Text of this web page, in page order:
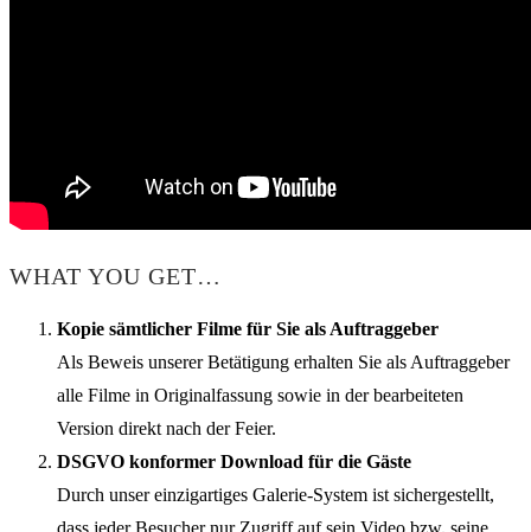
WHAT YOU GET…
Kopie sämtlicher Filme für Sie als Auftraggeber
Als Beweis unserer Betätigung erhalten Sie als Auftraggeber
alle Filme in Originalfassung sowie in der bearbeiteten
Version direkt nach der Feier.
DSGVO konformer Download für die Gäste
Durch unser einzigartiges Galerie-System ist sichergestellt,
dass jeder Besucher nur Zugriff auf sein Video bzw. seine